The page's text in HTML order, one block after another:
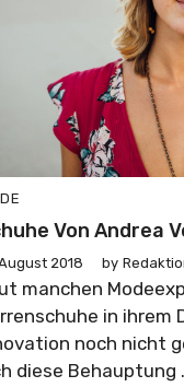
Von Andrea
2018 by
manchen
in ihrem
noch nicht
diese Behauptung